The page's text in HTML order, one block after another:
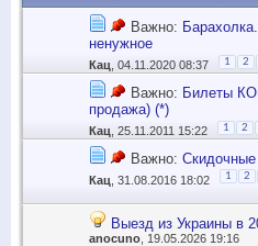
Важно:
ненужное
Кац , 04.11.2020 08:37 1 2
Важно: Билеты
продажа) (*)
Кац , 25.11.2011 15:22 1 2
Важно:
Кац , 31.08.2016 18:02 1 2
Выезд из Украины в
anocuno , 19.05.2026 19:16